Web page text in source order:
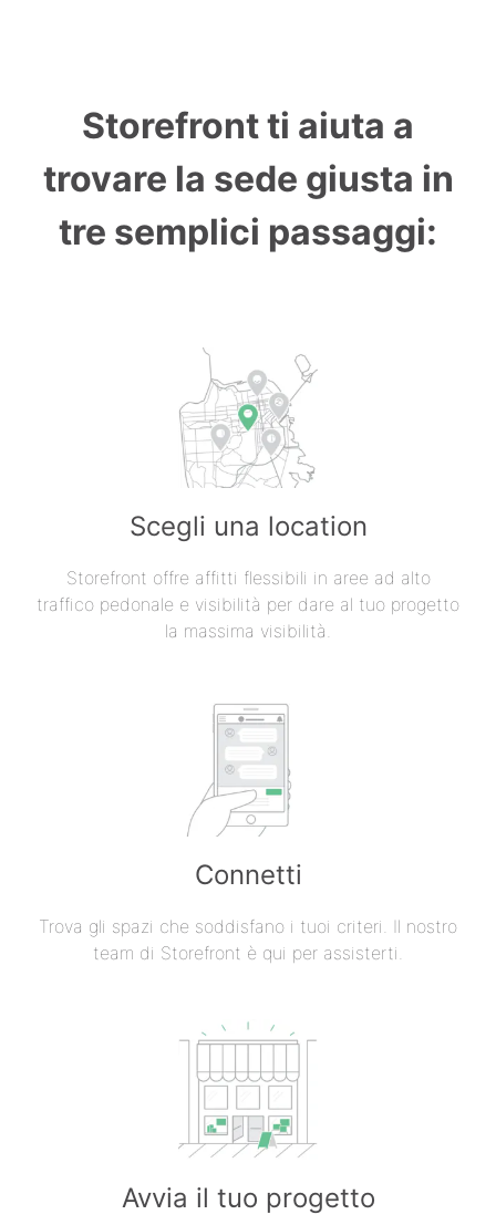
Storefront ti aiuta a
trovare la sede giusta in
tre semplici passaggi:
Scegli una location
Storefront offre affitti flessibili in aree ad alto
traffico pedonale e visibilità per dare al tuo progetto
la massima visibilità.
Connetti
Trova gli spazi che soddisfano i tuoi criteri. Il nostro
team di Storefront è qui per assisterti.
Avvia il tuo progetto